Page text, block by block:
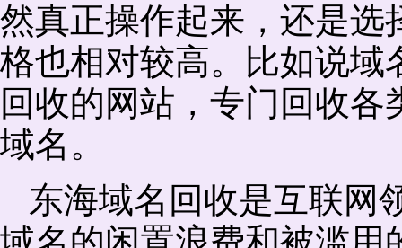
然真正操作起来，还是选
格也相对较高。比如说域
回收的网站，专门回收
域名。
东海域名回收是互联网